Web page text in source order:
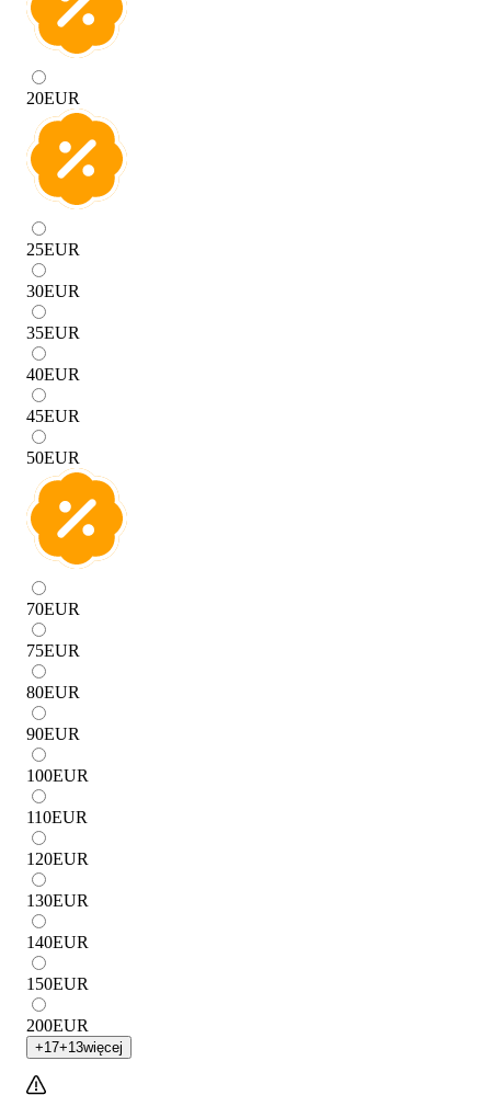
20EUR
25EUR
30EUR
35EUR
40EUR
45EUR
50EUR
70EUR
75EUR
80EUR
90EUR
100EUR
110EUR
120EUR
130EUR
140EUR
150EUR
200EUR
+17+13więcej